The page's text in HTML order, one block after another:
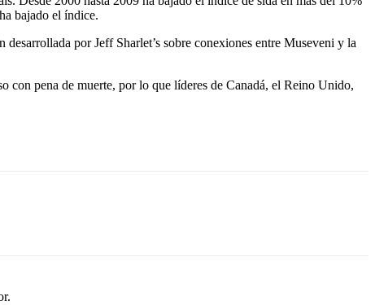
bajado el índice.
por Jeff Sharlet’s sobre conexiones entre Museveni y la
con pena de muerte, por lo que líderes de Canadá, el Reino Unido,